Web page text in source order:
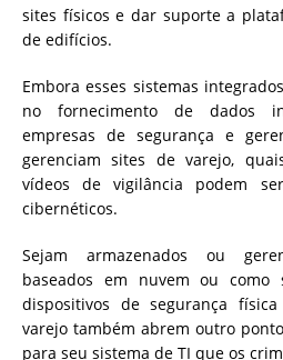
sites físicos e dar suporte a
de edifícios.
Embora esses sistemas
no fornecimento de dados
empresas de segurança e
gerenciam sites de varejo,
vídeos de vigilância podem
cibernéticos.
Sejam armazenados ou
baseados em nuvem ou como
dispositivos de segurança
varejo também abrem outro
para seu sistema de TI que os